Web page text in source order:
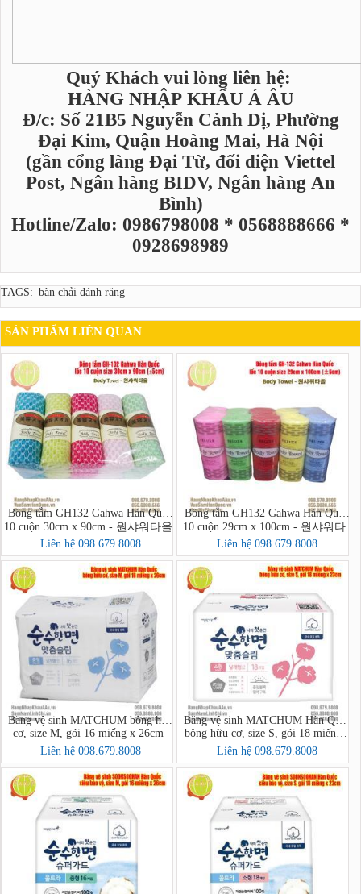
Quý Khách vui lòng liên hệ:
HÀNG NHẬP KHẨU Á ÂU
Đ/c: Số 21B5 Nguyễn Cảnh Dị, Phường
Đại Kim, Quận Hoàng Mai, Hà Nội
(gần cổng làng Đại Từ, đối diện Viettel
Post, Ngân hàng BIDV, Ngân hàng An
Bình)
Hotline/Zalo: 0986798008 * 0568888666 *
0928698989
TAGS: bàn chải đánh răng
SẢN PHẨM LIÊN QUAN
Bông tắm GH132 Gahwa Hàn Quốc
10 cuộn 30cm x 90cm - 원샤워타올
Liên hệ 098.679.8008
Bông tắm GH132 Gahwa Hàn Quốc
10 cuộn 29cm x 100cm - 원샤워타
올
Liên hệ 098.679.8008
Băng vệ sinh MATCHUM bông hữu
cơ, size M, gói 16 miếng x 26cm
Liên hệ 098.679.8008
Băng vệ sinh MATCHUM Hàn Quốc
bông hữu cơ, size S, gói 18 miếng x
23cm
Liên hệ 098.679.8008